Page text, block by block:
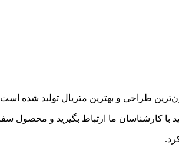
با کارشناسان ما ارتباط بگیرید و محصول